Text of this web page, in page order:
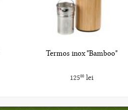
Termos inox "Bamboo"
12500 lei